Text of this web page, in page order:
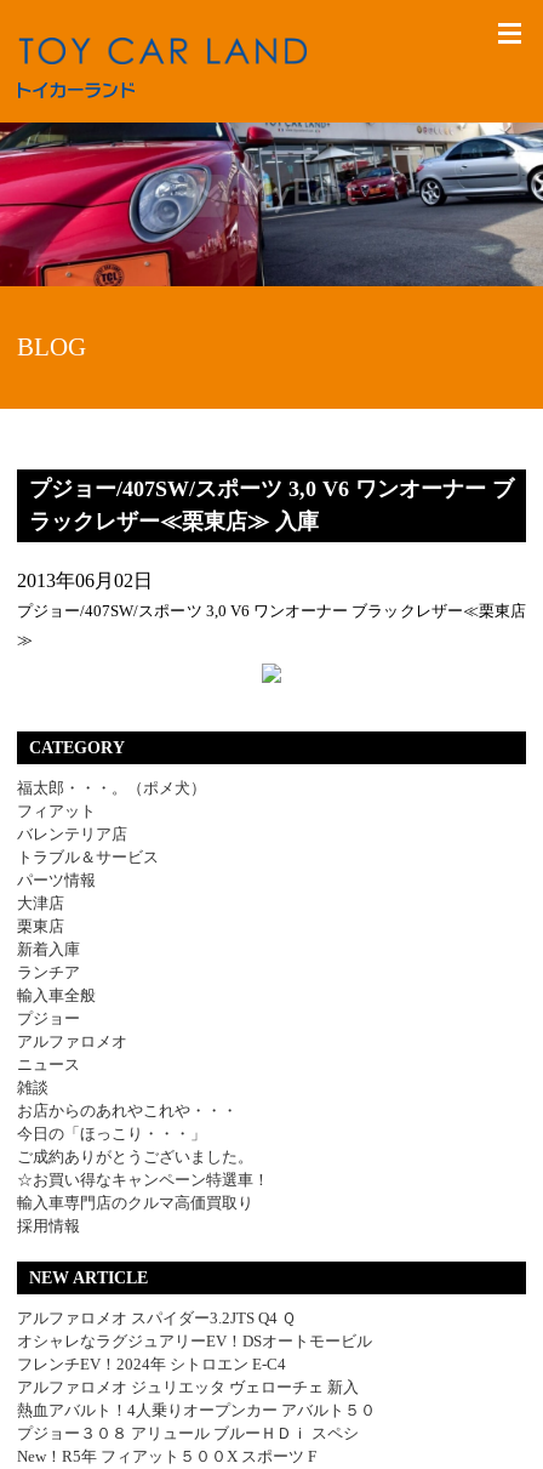
BLOG
プジョー/407SW/スポーツ 3,0 V6 ワンオーナー ブ
ラックレザー≪栗東店≫ 入庫
2013年06月02日
プジョー/407SW/スポーツ 3,0 V6 ワンオーナー ブラックレザー≪栗東店
≫
CATEGORY
福太郎・・・。（ポメ犬）
フィアット
バレンテリア店
トラブル＆サービス
パーツ情報
大津店
栗東店
新着入庫
ランチア
輸入車全般
プジョー
アルファロメオ
ニュース
雑談
お店からのあれやこれや・・・
今日の「ほっこり・・・」
ご成約ありがとうございました。
☆お買い得なキャンペーン特選車！
輸入車専門店のクルマ高価買取り
採用情報
NEW ARTICLE
アルファロメオ スパイダー3.2JTS Q4 Ｑ
オシャレなラグジュアリーEV！DSオートモービル
フレンチEV！2024年 シトロエン E-C4
アルファロメオ ジュリエッタ ヴェローチェ 新入
熱血アバルト！4人乗りオープンカー アバルト５０
プジョー３０８ アリュール ブルーＨＤｉ スペシ
New！R5年 フィアット５００X スポーツ F